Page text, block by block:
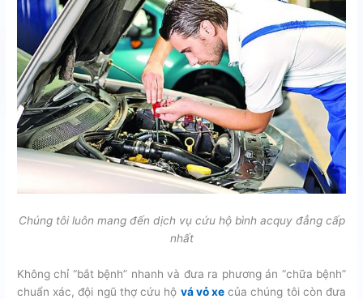
Chúng tôi luôn mang đến dịch vụ cứu hộ bình acquy đẳng cấp
nhất
Không chỉ “bắt bệnh” nhanh và đưa ra phương án “chữa bệnh”
chuẩn xác, đội ngũ thợ cứu hộ vá vỏ xecủa chúng tôi còn đưa